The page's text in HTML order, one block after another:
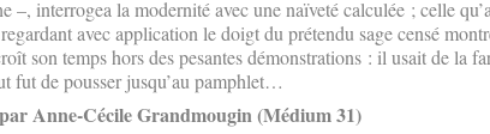
–, interrogea la modernité avec une naïveté calculée ; celle
avec application le doigt du prétendu sage censé
son temps hors des pesantes démonstrations : il usait de la
fut de pousser jusqu’au pamphlet…
Anne-Cécile Grandmougin (Médium 31)